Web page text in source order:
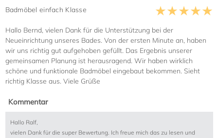
Badmöbel einfach Klasse
Hallo Bernd, vielen Dank für die Unterstützung bei der
Neueinrichtung unseres Bades. Von der ersten Minute an, haben
wir uns richtig gut aufgehoben gefüllt. Das Ergebnis unserer
gemeinsamen Planung ist herausragend. Wir haben wirklich
schöne und funktionale Badmöbel eingebaut bekommen. Sieht
richtig Klasse aus. Viele Grüße
Kommentar
Hallo Ralf,
vielen Dank für die super Bewertung. Ich freue mich das zu lesen und